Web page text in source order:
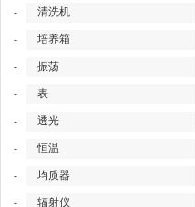
- 清洗机
- 培养箱
- 振荡
- 表
- 透光
- 恒温
- 均质器
- 辐射仪